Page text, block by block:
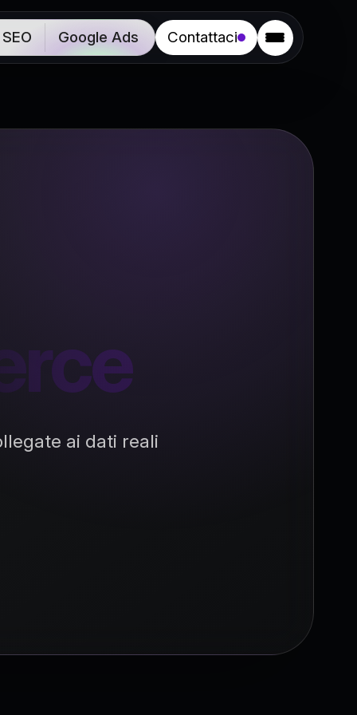
SEO Google Ads Contattaci
ai dati reali